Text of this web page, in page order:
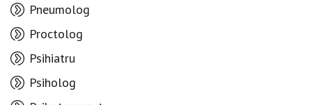
Pneumolog
Proctolog
Psihiatru
Psiholog